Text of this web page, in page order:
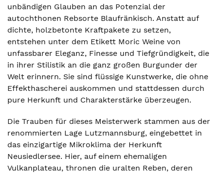
unbändigen Glauben an das Potenzial der
autochthonen Rebsorte Blaufränkisch. Anstatt auf
dichte, holzbetonte Kraftpakete zu setzen,
entstehen unter dem Etikett Moric Weine von
unfassbarer Eleganz, Finesse und Tiefgründigkeit, die
in ihrer Stilistik an die ganz großen Burgunder der
Welt erinnern. Sie sind flüssige Kunstwerke, die ohne
Effekthascherei auskommen und stattdessen durch
pure Herkunft und Charakterstärke überzeugen.
Die Trauben für dieses Meisterwerk stammen aus der
renommierten Lage Lutzmannsburg, eingebettet in
das einzigartige Mikroklima der Herkunft
Neusiedlersee. Hier, auf einem ehemaligen
Vulkanplateau, thronen die uralten Reben, deren